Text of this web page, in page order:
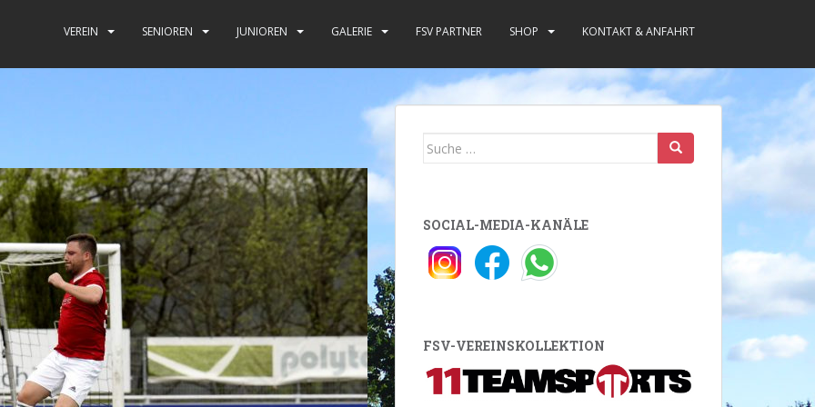
VEREIN SENIOREN JUNIOREN GALERIE FSV PARTNER SHOP KONTAKT & ANFAHRT
Suche
SOCIAL-MEDIA-KANÄLE
FSV-VEREINSKOLLEKTION